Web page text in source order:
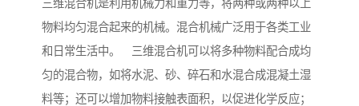
三维混合机是利用机械力和重力等，将两种或两种以上
物料均匀混合起来的机械。混合机械广泛用于各类工业
和日常生活中。 三维混合机可以将多种物料配合成均
匀的混合物，如将水泥、砂、碎石和水混合成混凝土湿
料等；还可以增加物料接触表面积，以促进化学反应；